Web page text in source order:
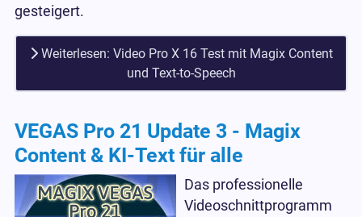
gesteigert.
Weiterlesen: Video Pro X 16 Test mit Magix Content
und Text-to-Speech
VEGAS Pro 21 Update 3 - Magix
Content & KI-Text für alle
Das professionelle
Videoschnittprogramm